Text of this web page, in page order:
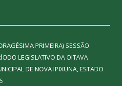
PRIMEIRA) SESSÃO
LEGISLATIVO DA OITAVA
DE NOVA IPIXUNA, ESTADO